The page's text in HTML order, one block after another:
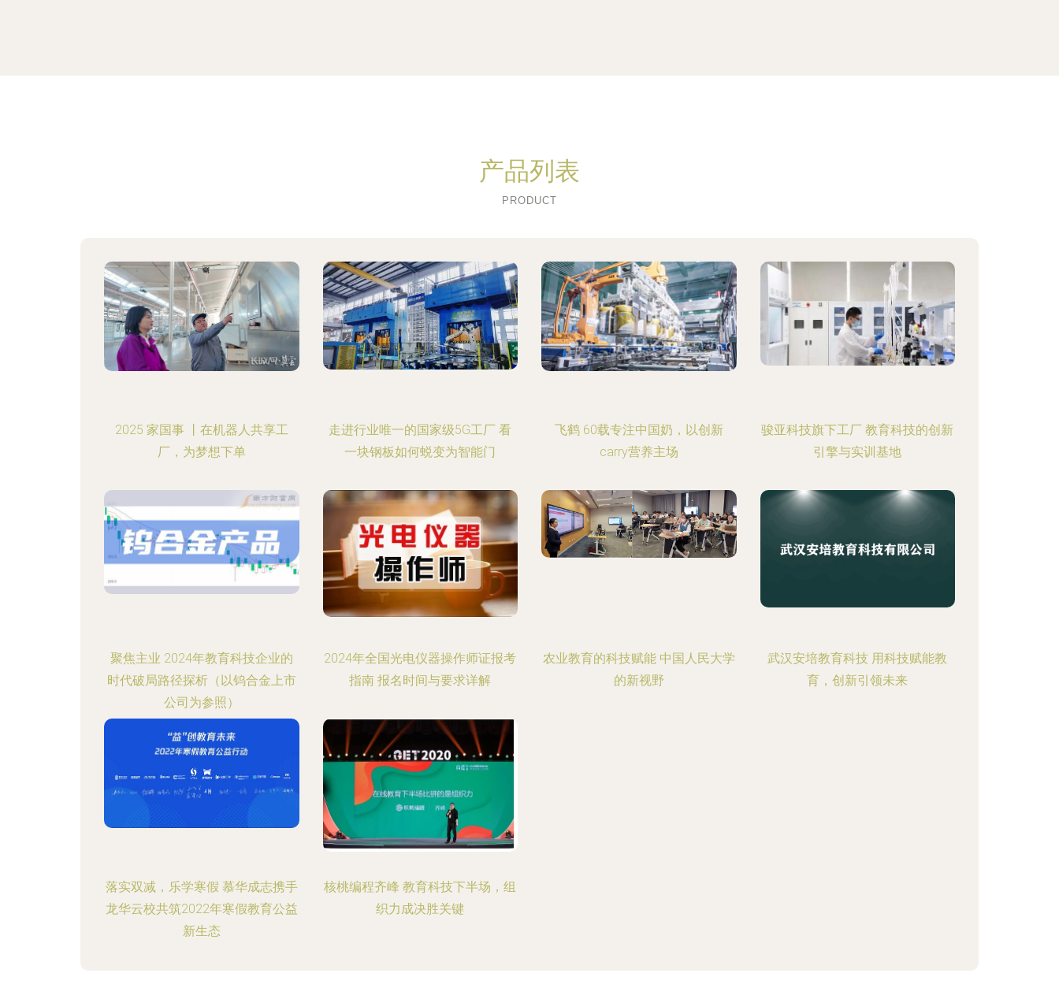
产品列表
PRODUCT
2025 家国事 丨在机器人共享工
厂，为梦想下单
走进行业唯一的国家级5G工厂 看
一块钢板如何蜕变为智能门
飞鹤 60载专注中国奶，以创新
carry营养主场
骏亚科技旗下工厂 教育科技的创新
引擎与实训基地
聚焦主业 2024年教育科技企业的
时代破局路径探析（以钨合金上市
公司为参照）
2024年全国光电仪器操作师证报考
指南 报名时间与要求详解
农业教育的科技赋能 中国人民大学
的新视野
武汉安培教育科技 用科技赋能教
育，创新引领未来
落实双减，乐学寒假 慕华成志携手
龙华云校共筑2022年寒假教育公益
新生态
核桃编程齐峰 教育科技下半场，组
织力成决胜关键